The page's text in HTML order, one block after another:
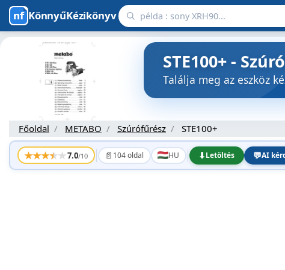
KönnyűKézikönyv
STE100+ -
Találja meg az eszköz
Főoldal METABO Szúrófűrész STE100+
★★★★★7.0/10 📄 104 oldal HU ⬇Letöltés 💬AI